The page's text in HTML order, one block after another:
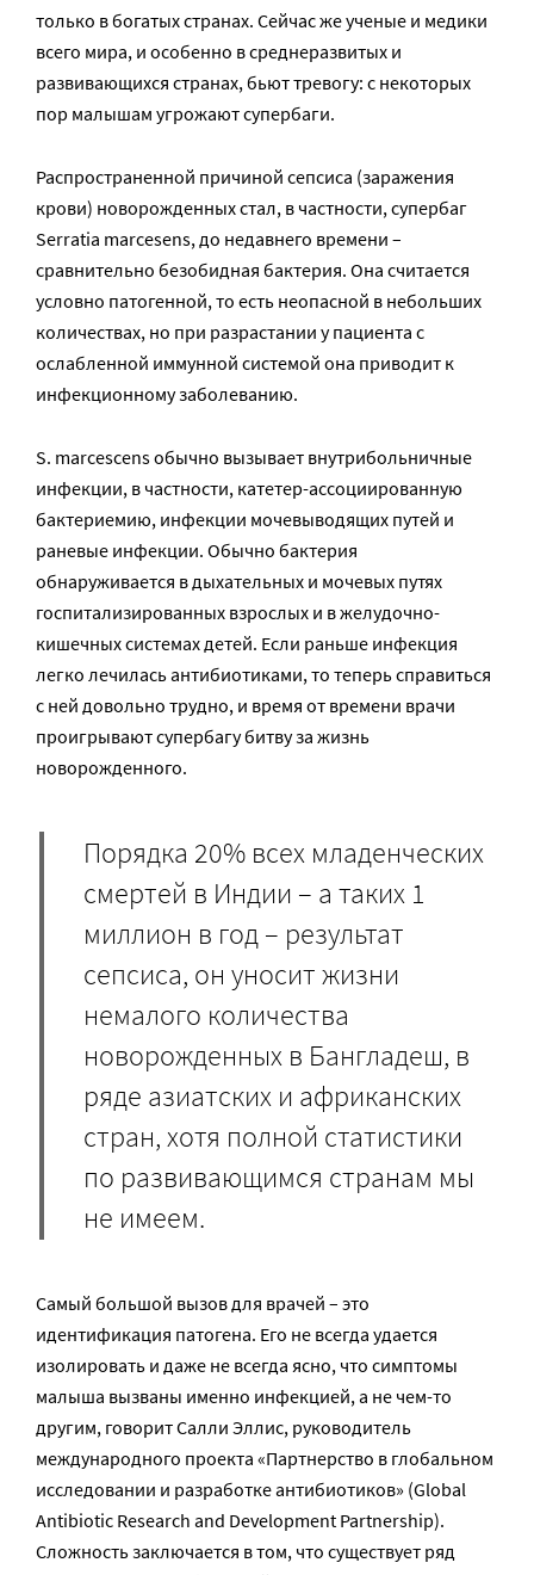
только в богатых странах. Сейчас же ученые и медики
всего мира, и особенно в среднеразвитых и
развивающихся странах, бьют тревогу: с некоторых
пор малышам угрожают супербаги.
Распространенной причиной сепсиса (заражения
крови) новорожденных стал, в частности, супербаг
Serratia marcesens, до недавнего времени –
сравнительно безобидная бактерия. Она считается
условно патогенной, то есть неопасной в небольших
количествах, но при разрастании у пациента с
ослабленной иммунной системой она приводит к
инфекционному заболеванию.
S. marcescens обычно вызывает внутрибольничные
инфекции, в частности, катетер-ассоциированную
бактериемию, инфекции мочевыводящих путей и
раневые инфекции. Обычно бактерия
обнаруживается в дыхательных и мочевых путях
госпитализированных взрослых и в желудочно-
кишечных системах детей. Если раньше инфекция
легко лечилась антибиотиками, то теперь справиться
с ней довольно трудно, и время от времени врачи
проигрывают супербагу битву за жизнь
новорожденного.
Порядка 20% всех младенческих
смертей в Индии – а таких 1
миллион в год – результат
сепсиса, он уносит жизни
немалого количества
новорожденных в Бангладеш, в
ряде азиатских и африканских
стран, хотя полной статистики
по развивающимся странам мы
не имеем.
Самый большой вызов для врачей – это
идентификация патогена. Его не всегда удается
изолировать и даже не всегда ясно, что симптомы
малыша вызваны именно инфекцией, а не чем-то
другим, говорит Салли Эллис, руководитель
международного проекта «Партнерство в глобальном
исследовании и разработке антибиотиков» (Global
Antibiotic Research and Development Partnership).
Сложность заключается в том, что существует ряд